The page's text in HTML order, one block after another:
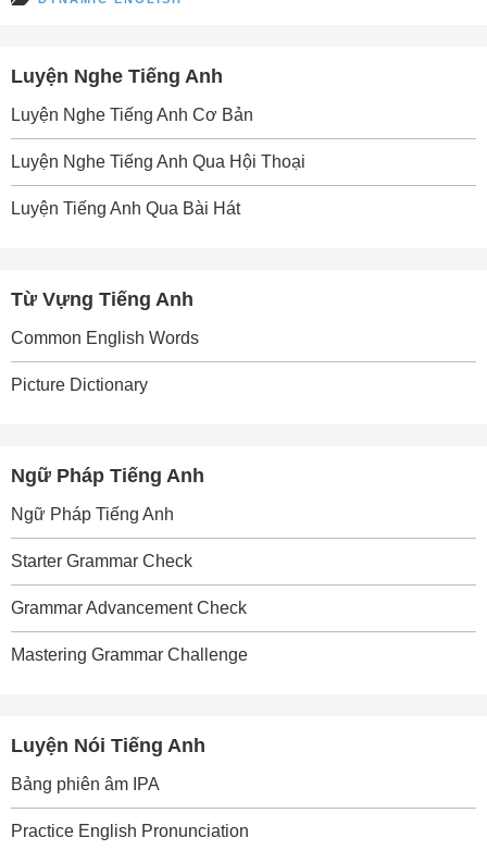
Luyện Nghe Tiếng Anh
Luyện Nghe Tiếng Anh Cơ Bản
Luyện Nghe Tiếng Anh Qua Hội Thoại
Luyện Tiếng Anh Qua Bài Hát
Từ Vựng Tiếng Anh
Common English Words
Picture Dictionary
Ngữ Pháp Tiếng Anh
Ngữ Pháp Tiếng Anh
Starter Grammar Check
Grammar Advancement Check
Mastering Grammar Challenge
Luyện Nói Tiếng Anh
Bảng phiên âm IPA
Practice English Pronunciation